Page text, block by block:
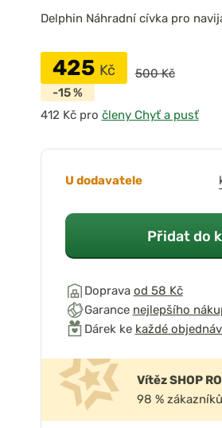
přehrát video
Delphin Náhradní cívka pro
425 Kč
500 Kč
-15 %
pro členy Chyť a pusť
U dodavatele
Přidat do
Doprava od 58 Kč
Garance nejlepšího
Dárek ke každé
Vítěz SHOP
98 % zákazníků